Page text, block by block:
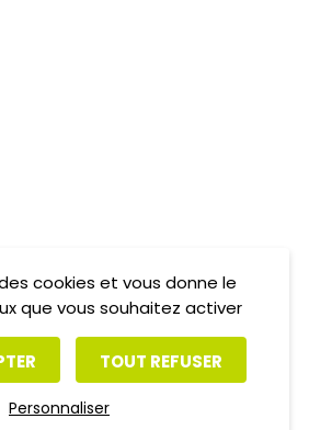
cookies et vous donne le
que vous souhaitez activer
TOUT REFUSER
Personnaliser